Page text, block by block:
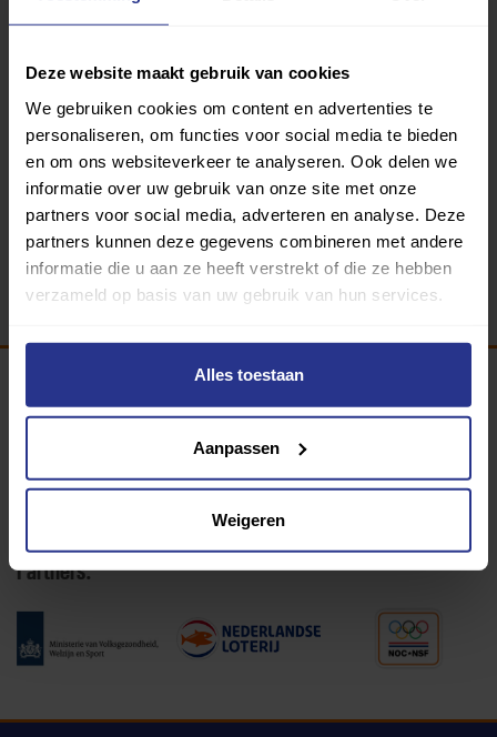
Deze website maakt gebruik van cookies
We gebruiken cookies om content en advertenties te
personaliseren, om functies voor social media te bieden
en om ons websiteverkeer te analyseren. Ook delen we
informatie over uw gebruik van onze site met onze
partners voor social media, adverteren en analyse. Deze
partners kunnen deze gegevens combineren met andere
informatie die u aan ze heeft verstrekt of die ze hebben
verzameld op basis van uw gebruik van hun services.
Alles toestaan
Aanpassen
Weigeren
Inloggen
Programma van:
Partners: